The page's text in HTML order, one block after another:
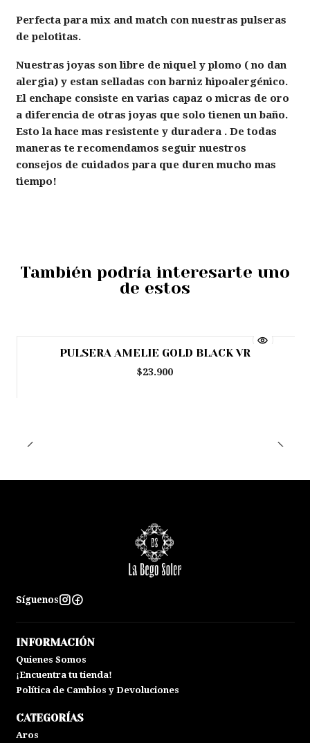
Perfecta para mix and match con nuestras pulseras
de pelotitas.
Nuestras joyas son libre de niquel y plomo ( no dan
alergia) y estan selladas con barniz hipoalergénico.
El enchape consiste en varias capaz o micras de oro
a diferencia de otras joyas que solo tienen un baño.
Esto la hace mas resistente y duradera . De todas
maneras te recomendamos seguir nuestros
consejos de cuidados para que duren mucho mas
tiempo!
También podría interesarte uno
de estos
Agotado
PULSERA AMELIE GOLD BLACK VR
$23.900
Síguenos
INFORMACIÓN
Quienes Somos
¡Encuentra tu tienda!
Política de Cambios y Devoluciones
CATEGORÍAS
Aros